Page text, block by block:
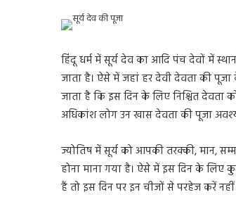
हिंदू धर्म में सूर्य देव का आदि पंच देवों में
जाता है। ऐसे में जहां हर देवी देवता की
जाता है कि इस दिन के लिए निश्चित देवता
अधिकांश लोग उन खास देवता की पूजा
ज्योतिष में सूर्य को आपकी तरक्की, मान,
होना माना गया है। ऐसे में इस दिन के लिए
हैं तो इस दिन पर इन चीजों से परहेज करें नहीं